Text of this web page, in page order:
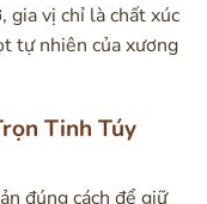
gia vị chỉ là chất xúc
tự nhiên của xương
Tinh Túy
đúng cách để giữ